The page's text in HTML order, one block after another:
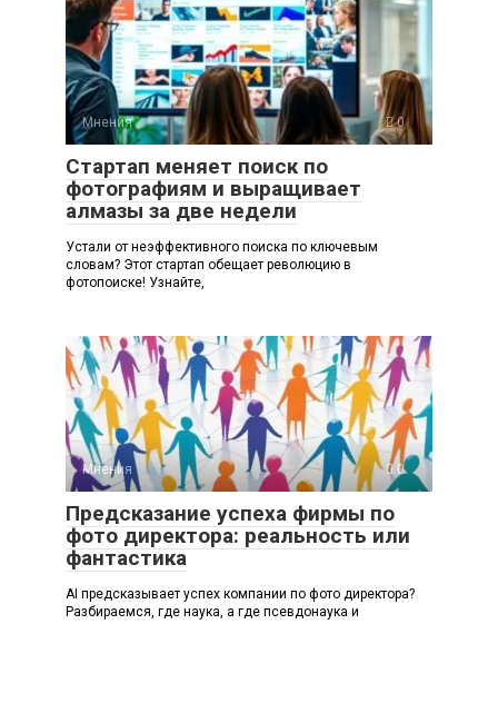
Мнения 0
Стартап меняет поиск по
фотографиям и выращивает
алмазы за две недели
Устали от неэффективного поиска по ключевым
словам? Этот стартап обещает революцию в
фотопоиске! Узнайте,
Мнения 0
Предсказание успеха фирмы по
фото директора: реальность или
фантастика
AI предсказывает успех компании по фото директора?
Разбираемся, где наука, а где псевдонаука и